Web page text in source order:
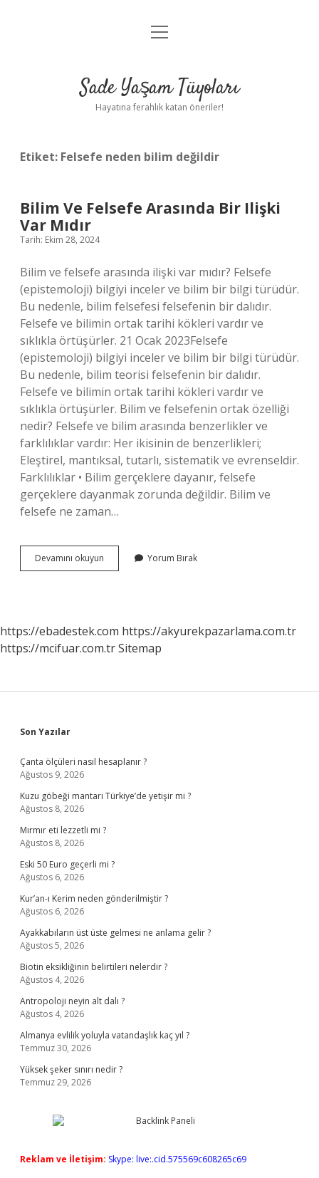
Anasayfa
Yasal Uyarı
menüyü
Sade Yaşam Tüyoları
Hayatına ferahlık katan öneriler!
Etiket: Felsefe neden bilim değildir
Bilim Ve Felsefe Arasında Bir Ilişki
Var Mıdır
Tarih: Ekim 28, 2024
Bilim ve felsefe arasında ilişki var mıdır? Felsefe
(epistemoloji) bilgiyi inceler ve bilim bir bilgi türüdür.
Bu nedenle, bilim felsefesi felsefenin bir dalıdır.
Felsefe ve bilimin ortak tarihi kökleri vardır ve
sıklıkla örtüşürler. 21 Ocak 2023Felsefe
(epistemoloji) bilgiyi inceler ve bilim bir bilgi türüdür.
Bu nedenle, bilim teorisi felsefenin bir dalıdır.
Felsefe ve bilimin ortak tarihi kökleri vardır ve
sıklıkla örtüşürler. Bilim ve felsefenin ortak özelliği
nedir? Felsefe ve bilim arasında benzerlikler ve
farklılıklar vardır: Her ikisinin de benzerlikleri;
Eleştirel, mantıksal, tutarlı, sistematik ve evrenseldir.
Farklılıklar • Bilim gerçeklere dayanır, felsefe
gerçeklere dayanmak zorunda değildir. Bilim ve
felsefe ne zaman…
Devamını okuyun
Ve
Var
Mıdır
Yorum Bırak
https://ebadestek.com https://akyurekpazarlama.com.tr
https://mcifuar.com.trSitemap
Sidebar
Son Yazılar
Çanta ölçüleri nasıl hesaplanır ?
Ağustos 9, 2026
Kuzu göbeği mantarı Türkiye’de yetişir mi ?
Ağustos 8, 2026
Mırmır eti lezzetli mi ?
Ağustos 8, 2026
Eski 50 Euro geçerli mi ?
Ağustos 6, 2026
Kur’an-ı Kerim neden gönderilmiştir ?
Ağustos 6, 2026
Ayakkabıların üst üste gelmesi ne anlama gelir ?
Ağustos 5, 2026
Biotin eksikliğinin belirtileri nelerdir ?
Ağustos 4, 2026
Antropoloji neyin alt dalı ?
Ağustos 4, 2026
Almanya evlilik yoluyla vatandaşlık kaç yıl ?
Temmuz 30, 2026
Yüksek şeker sınırı nedir ?
Temmuz 29, 2026
Reklam ve İletişim: Skype: live:.cid.575569c608265c69